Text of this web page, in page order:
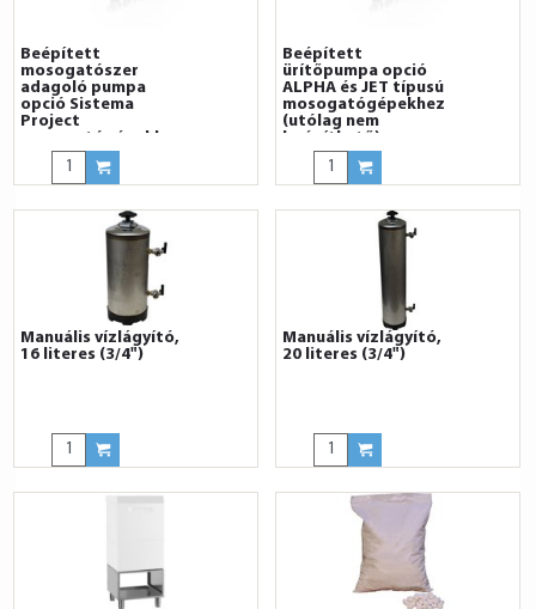
Beépített
mosogatószer
adagoló pumpa
opció Sistema
Project
mosogatógépekhez
(utólag nem
beépíthető)
Beépített
ürítőpumpa opció
ALPHA és JET típusú
mosogatógépekhez
(utólag nem
beépíthető)
Manuális vízlágyító,
16 literes (3/4")
Manuális vízlágyító,
20 literes (3/4")